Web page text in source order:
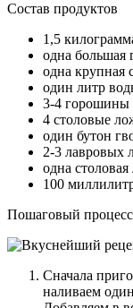
Состав продуктов
1,5
одна большая
одна крупная
один литр
3-4 горошины
4 столовые
один бутон
2-3 лавровых
одна
100
Пошаговый
Сначала
наливаем